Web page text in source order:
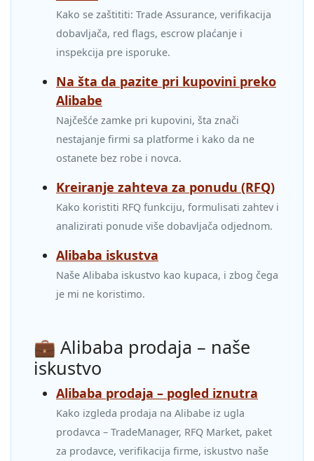
Kako se zaštititi: Trade Assurance, verifikacija
dobavljača, red flags, escrow plaćanje i
inspekcija pre isporuke.
Na šta da pazite pri kupovini preko
Alibabe
Najčešće zamke pri kupovini, šta znači
nestajanje firmi sa platforme i kako da ne
ostanete bez robe i novca.
Kreiranje zahteva za ponudu (RFQ)
Kako koristiti RFQ funkciju, formulisati zahtev i
analizirati ponude više dobavljača odjednom.
Alibaba iskustva
Naše Alibaba iskustvo kao kupaca, i zbog čega
je mi ne koristimo.
💼 Alibaba prodaja – naše
iskustvo
Alibaba prodaja – pogled iznutra
Kako izgleda prodaja na Alibabe iz ugla
prodavca – TradeManager, RFQ Market, paket
za prodavce, verifikacija firme, iskustvo naše